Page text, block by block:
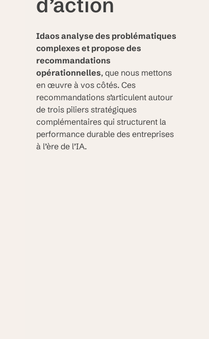
Idaos analyse des problématiques
complexes et propose des
recommandations
opérationnelles, que nous mettons
en œuvre à vos côtés. Ces
recommandations s’articulent autour
de trois piliers stratégiques
complémentaires qui structurent la
performance durable des entreprises
à l’ère de l’IA.